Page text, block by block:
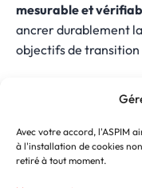
Avec votre accord, l'ASPIM
à l'installation de cookies
retiré à tout moment.
mesurable et
ancrer durablement
objectifs de transition
IFD – Grille
(PDF 210,78
Finance durable